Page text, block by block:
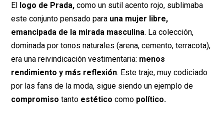
El logo de Prada, como un sutil acento rojo, sublimaba
este conjunto pensado para una mujer libre,
emancipada de la mirada masculina. La colección,
dominada por tonos naturales (arena, cemento, terracota),
era una reivindicación vestimentaria: menos
rendimiento y más reflexión. Este traje, muy codiciado
por las fans de la moda, sigue siendo un ejemplo de
compromiso tanto estético como político.